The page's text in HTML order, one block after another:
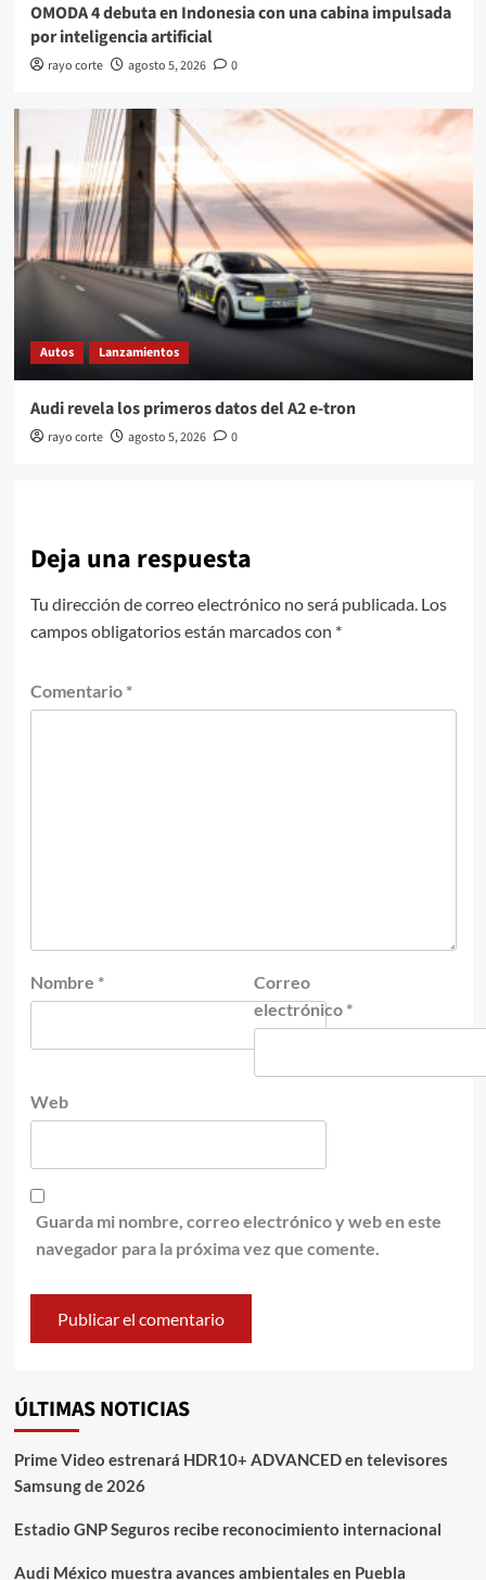
OMODA 4 debuta en Indonesia con una cabina impulsada
por inteligencia artificial
rayo corte agosto 5, 2026 0
Autos Lanzamientos
Audi revela los primeros datos del A2 e-tron
rayo corte agosto 5, 2026 0
Deja una respuesta
Tu dirección de correo electrónico no será publicada. Los
campos obligatorios están marcados con *
Comentario *
Nombre *
Correo
electrónico *
Web
Guarda mi nombre, correo electrónico y web en este
navegador para la próxima vez que comente.
ÚLTIMAS NOTICIAS
Prime Video estrenará HDR10+ ADVANCED en televisores
Samsung de 2026
Estadio GNP Seguros recibe reconocimiento internacional
Audi México muestra avances ambientales en Puebla